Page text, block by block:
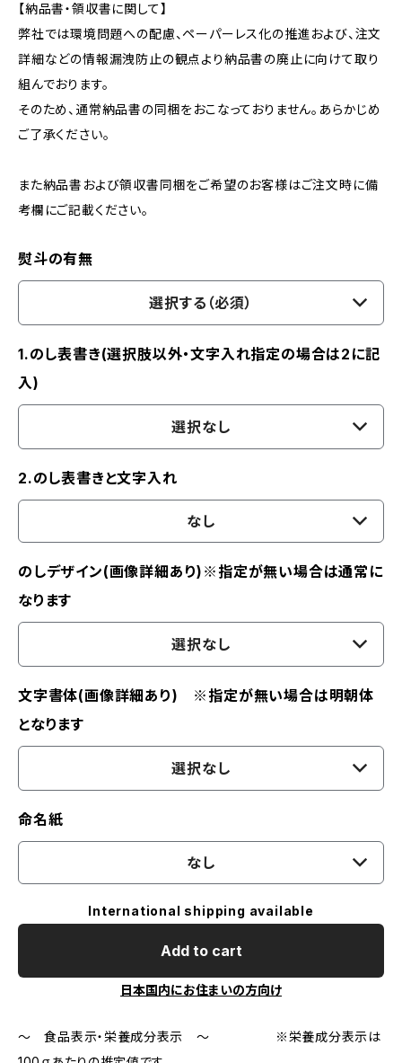
【納品書・領収書に関して】
弊社では環境問題への配慮、ペーパーレス化の推進および、注文
詳細などの情報漏洩防止の観点より納品書の廃止に向けて取り
組んでおります。
そのため、通常納品書の同梱をおこなっておりません。あらかじめ
ご了承ください。
また納品書および領収書同梱をご希望のお客様はご注文時に備
考欄にご記載ください。
熨斗の有無
選択する（必須）
1.のし表書き(選択肢以外・文字入れ指定の場合は2に記
入)
選択なし
2.のし表書きと文字入れ
なし
のしデザイン(画像詳細あり)※指定が無い場合は通常に
なります
選択なし
文字書体(画像詳細あり) ※指定が無い場合は明朝体
となります
選択なし
命名紙
なし
International shipping available
Add to cart
日本国内にお住まいの方向け
～ 食品表示・栄養成分表示 ～ ※栄養成分表示は